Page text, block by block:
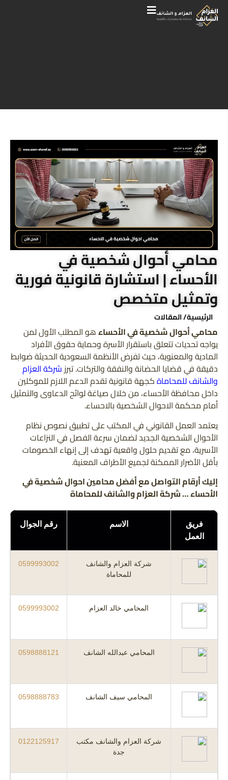
محامي أحوال شخصية في
الأحساء | استشارة قانونية فورية
وتمثيل متخصص
الرئيسية/ المقالات
محامي أحوال شخصية في الأحساءهو المطلب الأول لمن
يواجه تحديات تتعلق باستقرار الأسرة وحماية حقوق الأفراد
المادية والمعنوية، حيث تفرض الأنظمة السعودية الحديثة ضوابط
دقيقة في قضايا الحضانة والنفقة والتركات. تبرزشركة العزام
والشانف للمحاماةكجهة قانونية تقدم الدعم اللازم للموكلين
داخل محافظة الأحساء، من خلال صياغة لوائح الدعاوى والتمثيل
أمام محكمة الاحوال الشخصية بالاحساء.
يعتمد العمل القانوني في المكتب على تطبيق نصوص نظام
الأحوال الشخصية الجديد لضمان سرعة الفصل في النزاعات
الأسرية، مع تقديم حلول واقعية تهدف إلى إنهاء الخصومات
بأقل الأضرار الممكنة لجميع الأطراف المعنية.
إليك أرقام التواصل مع أفضل محامين احوال شخصية في
الأحساء … شركة العزام والشانف للمحاماة
فريق
العمل
الاسم رقم الجوال
شركة العزام والشانف
للمحاماة
0599993002
المحامي خالد العزام 0599993002
المحامي عبدالله الشانف 0598888121
المحامي سيف الشانف 0598888783
شركة العزام والشانف مكتب
جدة
0122125917